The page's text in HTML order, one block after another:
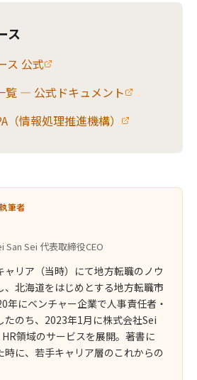
ス
ス 公式
覧 — 公式ドキュメント
情報処理推進機構）
筆者
San Sei 代表取締役CEO
リア（当時）にて地方転職のノウ
、北海道をはじめとする地方転職市
年にベンチャー企業で人事責任者・
たのち、2023年1月に株式会社Sei
領域のサービスを展開。著書に
時に、若手キャリア層のこれからの